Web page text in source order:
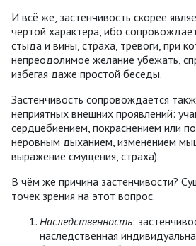
И всё же, застенчивость скорее
чертой характера, ибо
стыда и вины, страха, тревоги, при
непреодолимое желание убежать,
избегая даже простой беседы.
Застенчивость сопровождается
неприятных внешних проявлений:
сердцебиением, покраснением или
неровным дыханием, изменением
выражение смущения, страха).
В чём же причина застенчивости?
точек зрения на этот вопрос.
Наследственность:
наследственная